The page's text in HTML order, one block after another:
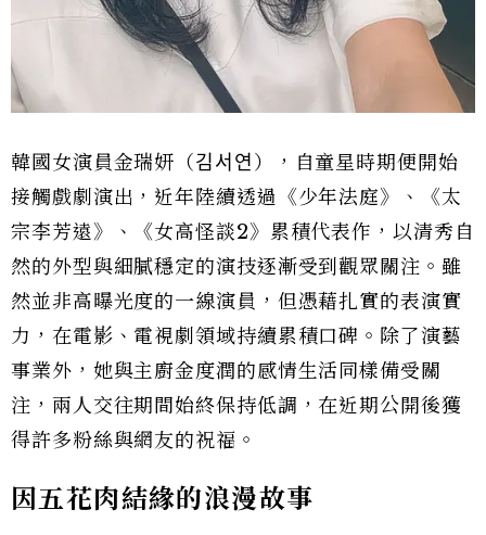
韓國女演員金瑞妍（김서연），自童星時期便開始
接觸戲劇演出，近年陸續透過《少年法庭》、《太
宗李芳遠》、《女高怪談2》累積代表作，以清秀自
然的外型與細膩穩定的演技逐漸受到觀眾關注。雖
然並非高曝光度的一線演員，但憑藉扎實的表演實
力，在電影、電視劇領域持續累積口碑。除了演藝
事業外，她與主廚金度潤的感情生活同樣備受關
注，兩人交往期間始終保持低調，在近期公開後獲
得許多粉絲與網友的祝福。
因五花肉結緣的浪漫故事